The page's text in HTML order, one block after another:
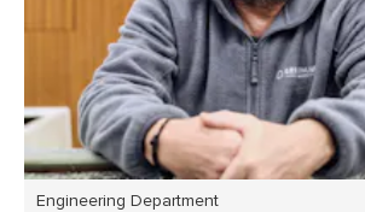
Engineering Department